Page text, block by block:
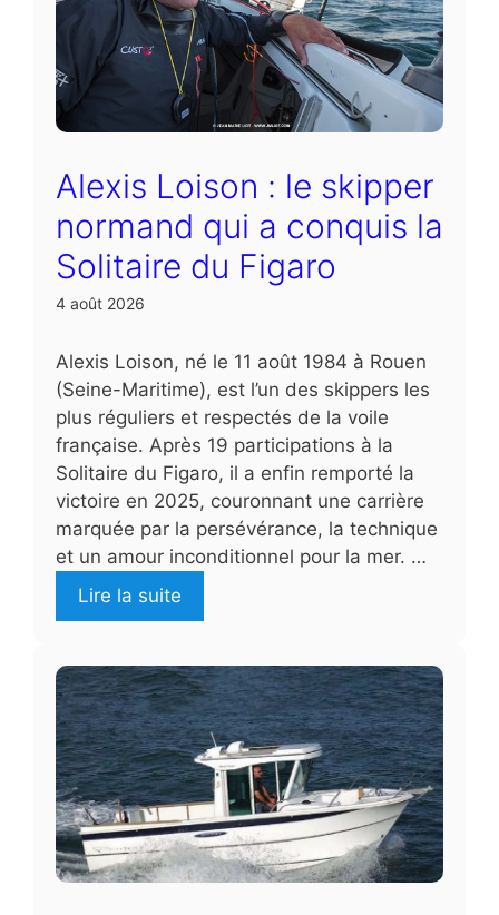
Alexis Loison : le skipper
normand qui a conquis la
Solitaire du Figaro
4 août 2026
Alexis Loison, né le 11 août 1984 à Rouen
(Seine-Maritime), est l’un des skippers les
plus réguliers et respectés de la voile
française. Après 19 participations à la
Solitaire du Figaro, il a enfin remporté la
victoire en 2025, couronnant une carrière
marquée par la persévérance, la technique
et un amour inconditionnel pour la mer. …
Lire la suite